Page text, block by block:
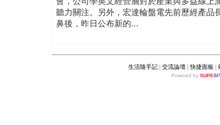
聽力關注。另外，宏達輪盤電先前歷經產品
鼻後，昨日公布新的...
生活隨手記| 交流論壇|快捷面板 |
Powered by SUPE